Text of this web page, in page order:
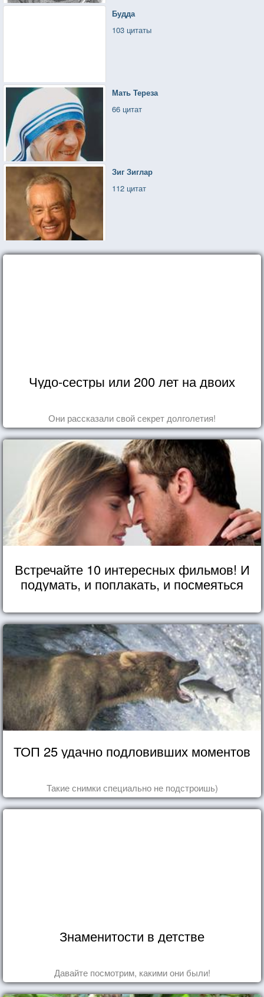
Будда
103 цитаты
Мать Тереза
66 цитат
Зиг Зиглар
112 цитат
Чудо-сестры или 200 лет на двоих
Они рассказали свой секрет долголетия!
Встречайте 10 интересных фильмов! И
подумать, и поплакать, и посмеяться
ТОП 25 удачно подловивших моментов
Такие снимки специально не подстроишь)
Знаменитости в детстве
Давайте посмотрим, какими они были!